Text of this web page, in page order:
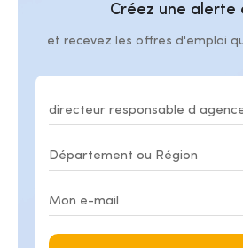
Créez une alerte
et recevez les offres d'emploi